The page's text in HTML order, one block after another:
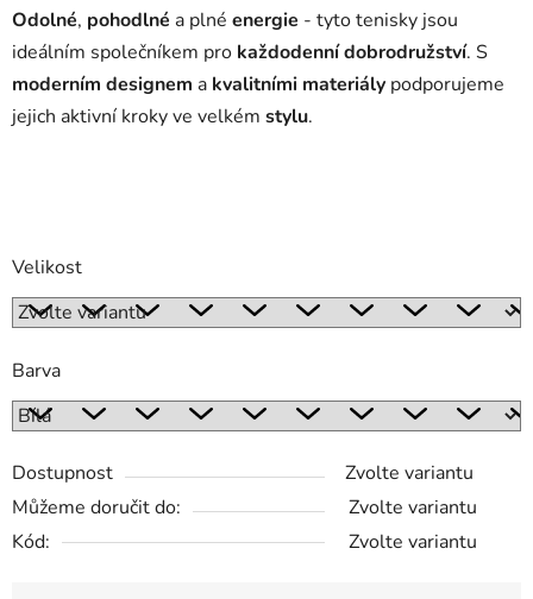
Odolné, pohodlné a plné energie - tyto tenisky jsou
ideálním společníkem pro každodenní dobrodružství. S
moderním designem a kvalitními materiály podporujeme
jejich aktivní kroky ve velkém stylu.
Velikost
Barva
Dostupnost
Zvolte variantu
Můžeme doručit do:
Zvolte variantu
Kód:
Zvolte variantu